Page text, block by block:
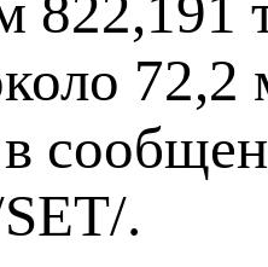
822,191
в
.